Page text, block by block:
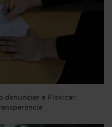
denunciar a Flexicar: